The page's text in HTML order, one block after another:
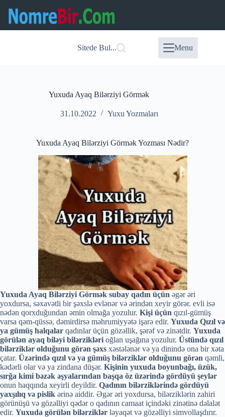
content
Sitede Bul... Menu
Yuxuda Ayaq Bilərziyi Görmək
31.10.2022 Yuxu Yozmaları
Yuxuda Ayaq Bilərziyi Görmək Yozması Nədir?
Yuxuda Ayaq Bilərziyi Görmək subay qadın üçün əgər əri
yoxdursa, səxavətli bir şəxslə evlənər və ərindən xeyir görər. evli isə
nədən qorxduğundan əmin olmağa yozulur. Kişi üçün qızıl-gümüş
varsa qəm-qüssə, dəmirdirsə məhrumiyyətə işarə edir. Yuxuda Qızıl və
ya gümüş halqalar qadınlar üçün gözəllik, şərəf və zinətdir. Yuxuda
görülən ayaq biləyi bilərzikləri oğlan uşağına yozulur. Üstündə qızıl
bilərziklər olduğunu görən şəxs xəstələnər və ya dinində ona bir xəta
çatar. Üzərində qızıl və ya gümüş bilərziklər olduğunu görən qəmli,
kədərli olar və ya zindana düşər. Kişinin yuxuda boyunbağı, üzük,
sırğa kimi bəzək əşyalarından başqa öz üzərində gördüyü şeylər
onun haqqında xeyirli deyildir. Qadının bilərziklərində gördüyü
yaxşılıq və pislik ərinə aiddir. Əgər əri yoxdursa, bilərziklərin zahiri
görünüşü və gözəlliyi qədər o qadının camaat içindəki zinətinə dəlalət
edir. Yuxuda görülən bilərziklər ləyaqət və gözəlliyi simvollaşdırır.